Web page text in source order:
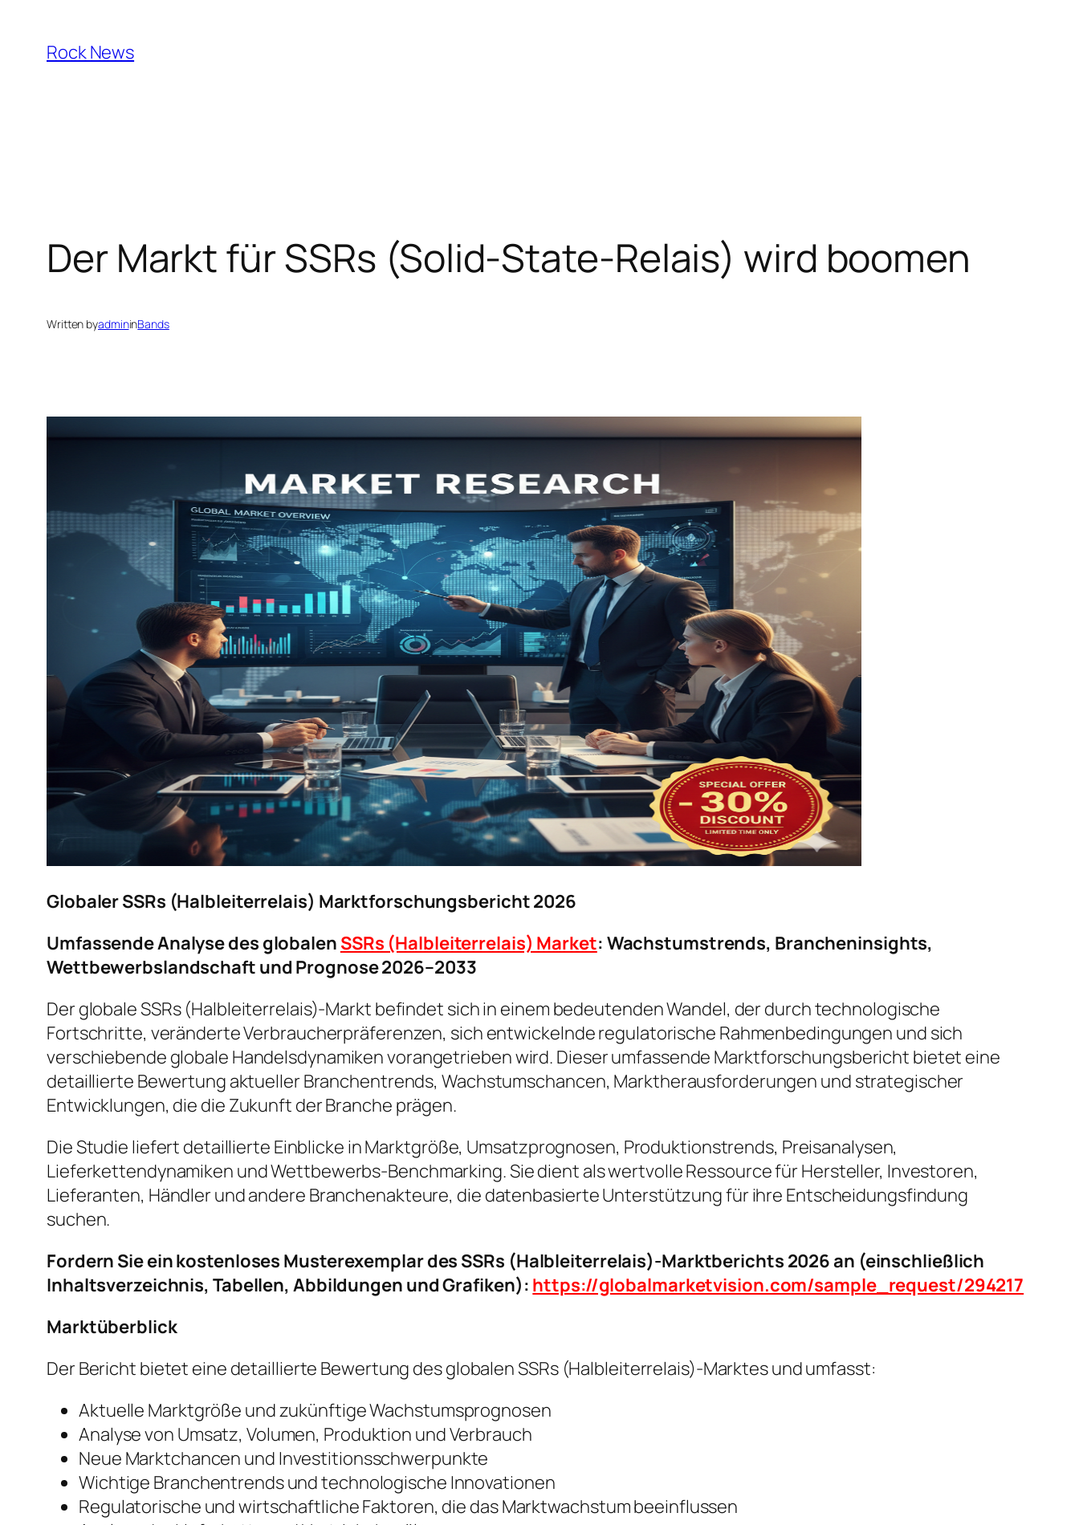
content
Rock News
Der Markt für SSRs (Solid-State-Relais) wird boomen
Written byadmininBands
Globaler SSRs (Halbleiterrelais) Marktforschungsbericht 2026
Umfassende Analyse des globalen SSRs (Halbleiterrelais) Market: Wachstumstrends, Brancheninsights,
Wettbewerbslandschaft und Prognose 2026–2033
Der globale SSRs (Halbleiterrelais)-Markt befindet sich in einem bedeutenden Wandel, der durch technologische
Fortschritte, veränderte Verbraucherpräferenzen, sich entwickelnde regulatorische Rahmenbedingungen und sich
verschiebende globale Handelsdynamiken vorangetrieben wird. Dieser umfassende Marktforschungsbericht bietet eine
detaillierte Bewertung aktueller Branchentrends, Wachstumschancen, Marktherausforderungen und strategischer
Entwicklungen, die die Zukunft der Branche prägen.
Die Studie liefert detaillierte Einblicke in Marktgröße, Umsatzprognosen, Produktionstrends, Preisanalysen,
Lieferkettendynamiken und Wettbewerbs-Benchmarking. Sie dient als wertvolle Ressource für Hersteller, Investoren,
Lieferanten, Händler und andere Branchenakteure, die datenbasierte Unterstützung für ihre Entscheidungsfindung
suchen.
Fordern Sie ein kostenloses Musterexemplar des SSRs (Halbleiterrelais)-Marktberichts 2026 an (einschließlich
Inhaltsverzeichnis, Tabellen, Abbildungen und Grafiken): https://globalmarketvision.com/sample_request/294217
Marktüberblick
Der Bericht bietet eine detaillierte Bewertung des globalen SSRs (Halbleiterrelais)-Marktes und umfasst:
Aktuelle Marktgröße und zukünftige Wachstumsprognosen
Analyse von Umsatz, Volumen, Produktion und Verbrauch
Neue Marktchancen und Investitionsschwerpunkte
Wichtige Branchentrends und technologische Innovationen
Regulatorische und wirtschaftliche Faktoren, die das Marktwachstum beeinflussen